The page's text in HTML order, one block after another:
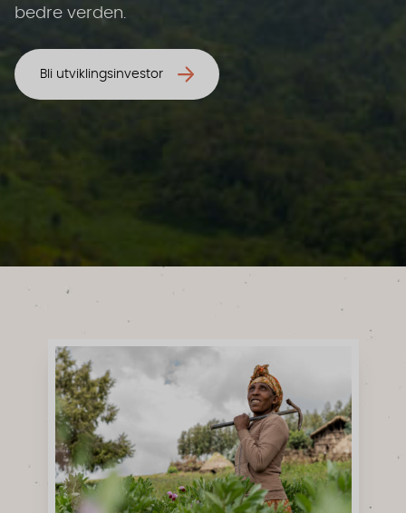
bedre verden.
Bli utviklingsinvestor